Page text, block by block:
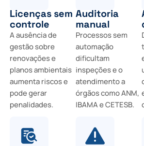
Licenças sem
controle
A ausência de
gestão sobre
renovações e
planos ambientais
aumenta riscos e
pode gerar
penalidades.
Auditoria
manual
Processos sem
automação
dificultam
inspeções e o
atendimento a
órgãos como ANM,
IBAMA e CETESB.